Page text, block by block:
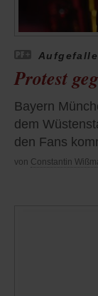
Protest
Bayern
dem
den Fans
von Constantin